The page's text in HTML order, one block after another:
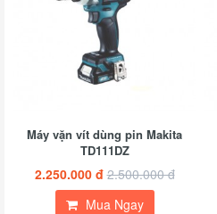
Máy vặn vít dùng pin Makita
TD111DZ
2.250.000 đ 2.500.000 đ
Mua Ngay